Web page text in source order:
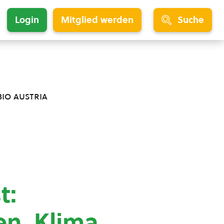
Login Mitglied werden Suche
austria